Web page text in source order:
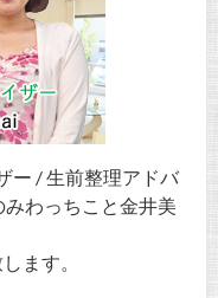
ー / 生前整理アドバ
みわっちこと金井美
ます。